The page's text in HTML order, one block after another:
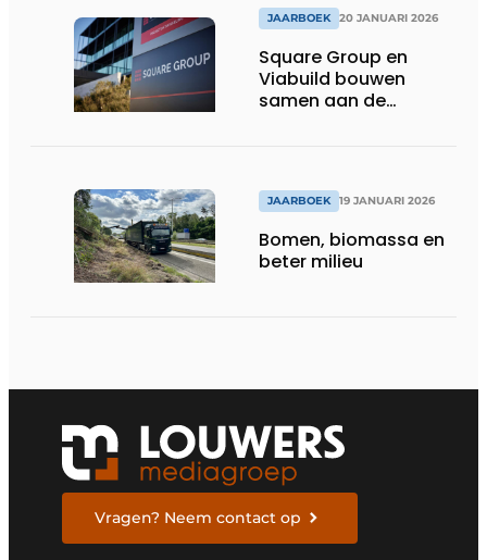
JAARBOEK 20 JANUARI 2026
Square Group en
Viabuild bouwen
samen aan de
JAARBOEK 19 JANUARI 2026
Bomen, biomassa en
beter milieu
Vragen? Neem contact op